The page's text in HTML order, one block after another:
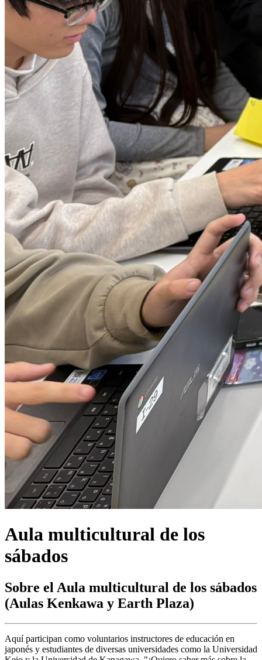
Aula multicultural de los
sábados
Sobre el Aula multicultural de los sábados
(Aulas Kenkawa y Earth Plaza)
Aquí participan como voluntarios instructores de educación en
japonés y estudiantes de diversas universidades como la Universidad